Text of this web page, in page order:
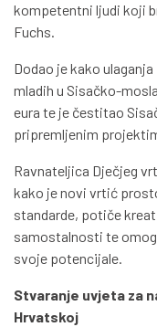
kompetentni ljudi koji
Fuchs.
Dodao je kako
mladih u Sisačko-
eura te je čestitao
pripremljenim
Ravnateljica Dječjeg
kako je novi vrtić
standarde, potiče
samostalnosti te
svoje potencijale.
Stvaranje uvjeta za
Hrvatskoj